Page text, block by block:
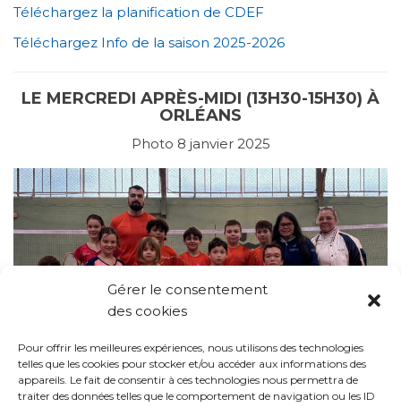
Gérer le consentement
des cookies
Pour offrir les meilleures expériences, nous utilisons des technologies
telles que les cookies pour stocker et/ou accéder aux informations des
appareils. Le fait de consentir à ces technologies nous permettra de
traiter des données telles que le comportement de navigation ou les ID
Téléchargez la planification de CDEF
Téléchargez Info de la saison 2025-2026
LE MERCREDI APRÈS-MIDI (13H30-15H30) À
ORLÉANS
Photo 8 janvier 2025